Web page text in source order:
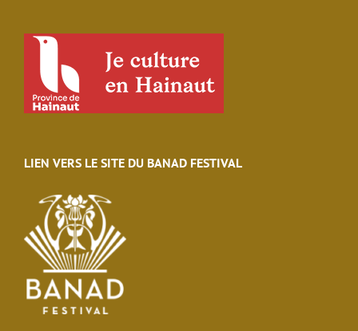
LIEN VERS LE SITE DU BANAD FESTIVAL